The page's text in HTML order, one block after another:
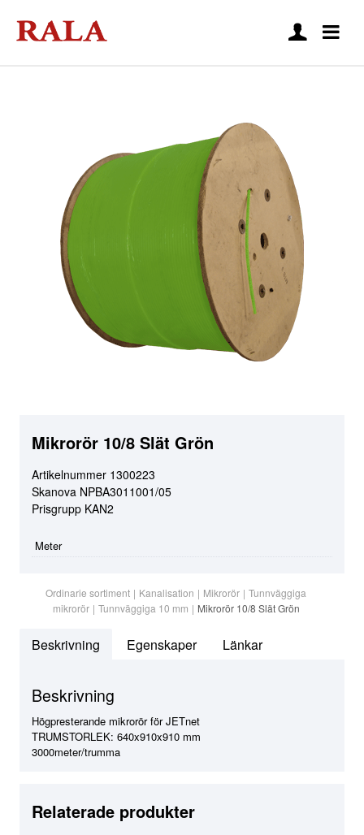
Mikrorör 10/8 Slät Grön
Artikelnummer 1300223
Skanova NPBA3011001/05
Prisgrupp KAN2
Meter
Ordinarie sortiment | Kanalisation | Mikrorör | Tunnväggiga
mikrorör | Tunnväggiga 10 mm | Mikrorör 10/8 Slät Grön
Beskrivning Egenskaper Länkar
Beskrivning
Högpresterande mikrorör för JETnet
TRUMSTORLEK: 640x910x910 mm
3000meter/trumma
Relaterade produkter